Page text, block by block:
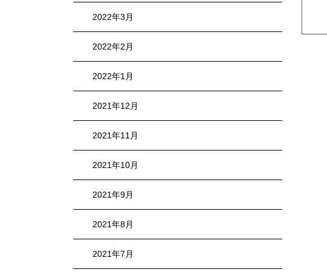
2022年3月
2022年2月
2022年1月
2021年12月
2021年11月
2021年10月
2021年9月
2021年8月
2021年7月